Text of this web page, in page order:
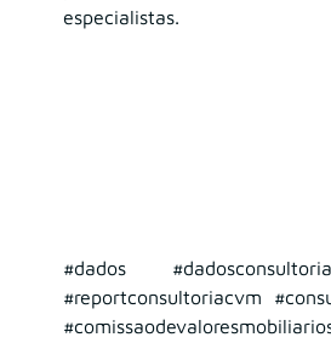
especialistas.
#dados
#reportconsultoriacvm